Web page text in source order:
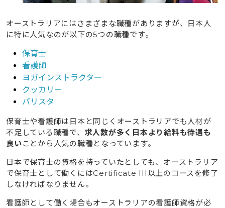
オーストラリアにはさまざまな職種がありますが、日本人
に特に人気なのが以下の5つの職種です。
保育士
看護師
ヨガインストラクター
クッカリー
バリスタ
保育士や看護師は日本と同じくオーストラリアでも人材が
不足している職種で、 求人数が多く日本より給料も待遇も
良いことから人気の職種となっています。
日本で保育士の資格を持っていたとしても、オーストラリア
で保育士として働くにはCertificate III以上のコースを修了
しなければなりません。
看護師として働く場合もオーストラリアの看護師資格が必